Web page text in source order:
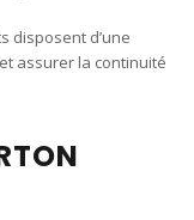
disposent d’une
assurer la continuité